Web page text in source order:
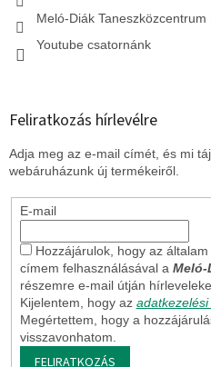
Meló-Diák Taneszközcentrum
Youtube csatornánk
Feliratkozás hírlevélre
Adja meg az e-mail címét, és mi
webáruházunk új termékeiről.
E-mail
Hozzájárulok, hogy az
címem felhasználásával a Meló-
részemre e-mail útján
Kijelentem, hogy az
Megértettem, hogy a
visszavonhatom.
FELIRATKOZÁS